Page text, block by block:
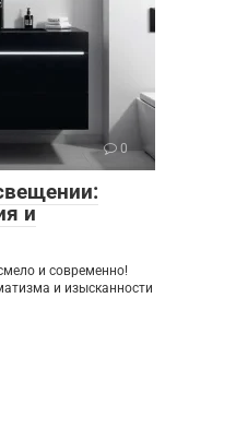
0
и
и современно!
и изысканности